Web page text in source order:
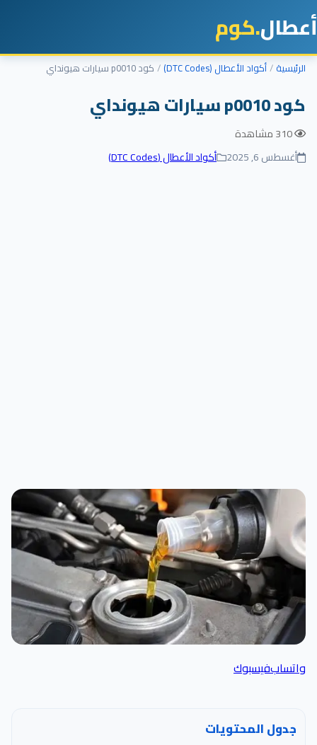
أعطال.كوم
الرئيسية أكواد الأعطال (DTC Codes) كود p0010 سيارات هيونداي
كود p0010 سيارات هيونداي
أغسطس 6, 2025 أكواد الأعطال (DTC Codes)
واتسابفيسبوك
جدول المحتويات